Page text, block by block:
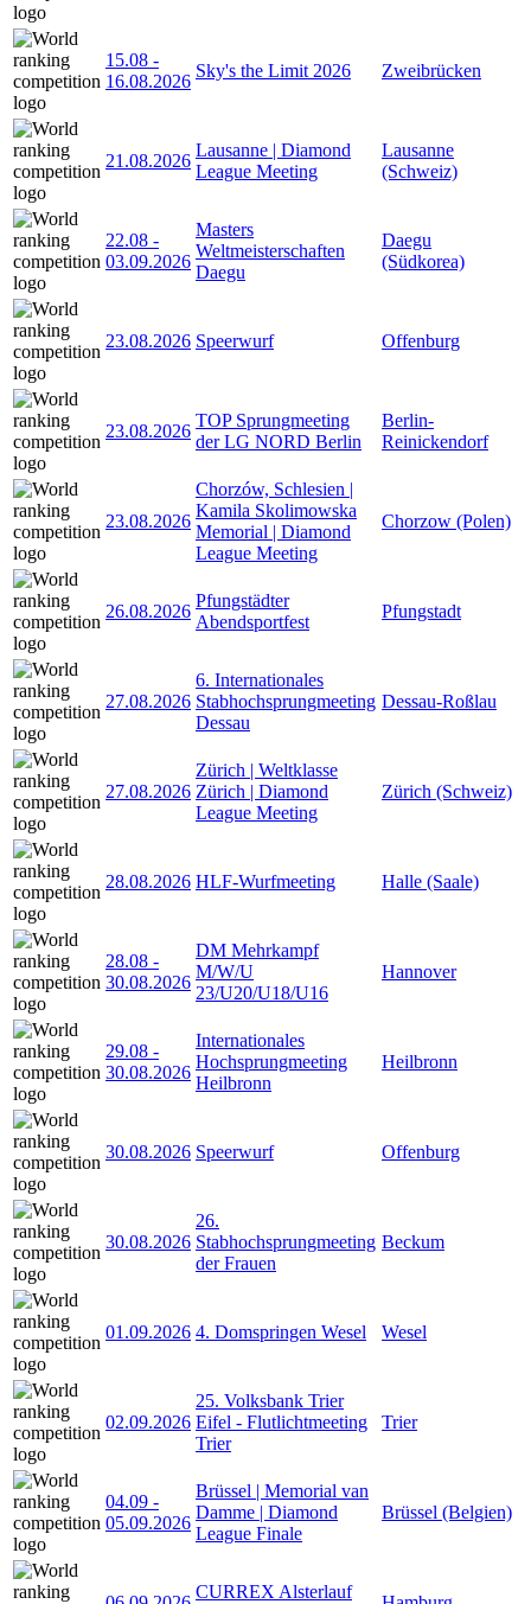
15.08 -
16.08.2026
Sky's the Limit 2026 Zweibrücken
21.08.2026
Lausanne | Diamond
League Meeting
Lausanne
(Schweiz)
22.08 -
03.09.2026
Masters
Weltmeisterschaften
Daegu
Daegu
(Südkorea)
23.08.2026 Speerwurf Offenburg
23.08.2026
TOP Sprungmeeting
der LG NORD Berlin
Berlin-
Reinickendorf
23.08.2026
Chorzów, Schlesien |
Kamila Skolimowska
Memorial | Diamond
League Meeting
Chorzow (Polen)
26.08.2026
Pfungstädter
Abendsportfest
Pfungstadt
27.08.2026
6. Internationales
Stabhochsprungmeeting
Dessau
Dessau-Roßlau
27.08.2026
Zürich | Weltklasse
Zürich | Diamond
League Meeting
Zürich (Schweiz)
28.08.2026 HLF-Wurfmeeting Halle (Saale)
28.08 -
30.08.2026
DM Mehrkampf
M/W/U
23/U20/U18/U16
Hannover
29.08 -
30.08.2026
Internationales
Hochsprungmeeting
Heilbronn
Heilbronn
30.08.2026 Speerwurf Offenburg
30.08.2026
26.
Stabhochsprungmeeting
der Frauen
Beckum
01.09.2026 4. Domspringen Wesel Wesel
02.09.2026
25. Volksbank Trier
Eifel - Flutlichtmeeting
Trier
Trier
04.09 -
05.09.2026
Brüssel | Memorial van
Damme | Diamond
League Finale
Brüssel (Belgien)
CURREX Alsterlauf